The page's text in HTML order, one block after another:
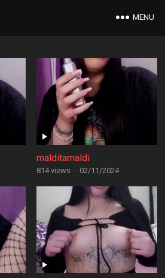
MENU
malditamaldi
814 views · 02/11/2024